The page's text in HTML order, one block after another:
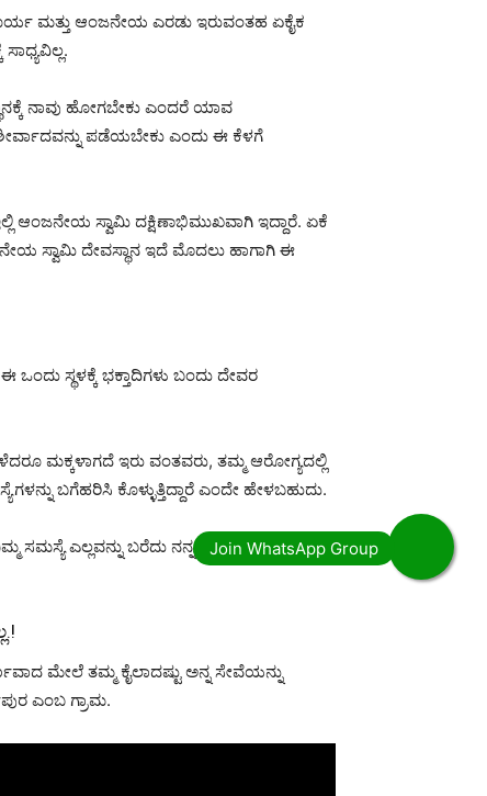
ಮತ್ತು ಆಂಜನೇಯ ಎರಡು ಇರುವಂತಹ ಏಕೈಕ
ನಾವು ಹೋಗಬೇಕು ಎಂದರೆ ಯಾವ
ಪಡೆಯಬೇಕು ಎಂದು ಈ ಕೆಳಗೆ
ಆಂಜನೇಯ ಸ್ವಾಮಿ ದಕ್ಷಿಣಾಭಿಮುಖವಾಗಿ ಇದ್ದಾರೆ. ಏಕೆ
ಸ್ವಾಮಿ ದೇವಸ್ಥಾನ ಇದೆ ಮೊದಲು ಹಾಗಾಗಿ ಈ
ಸ್ಥಳಕ್ಕೆ ಭಕ್ತಾದಿಗಳು ಬಂದು ದೇವರ
ಮಕ್ಕಳಾಗದೆ ಇರು ವಂತವರು, ತಮ್ಮ ಆರೋಗ್ಯದಲ್ಲಿ
ಬಗೆಹರಿಸಿ ಕೊಳ್ಳುತ್ತಿದ್ದಾರೆ ಎಂದೇ ಹೇಳಬಹುದು.
ಸಮಸ್ಯೆ ಎಲ್ಲವನ್ನು ಬರೆದು ನನ್ನ ಸಮಸ್ಯೆ
ಮೇಲೆ ತಮ್ಮ ಕೈಲಾದಷ್ಟು ಅನ್ನ ಸೇವೆಯನ್ನು
ಎಂಬ ಗ್ರಾಮ.